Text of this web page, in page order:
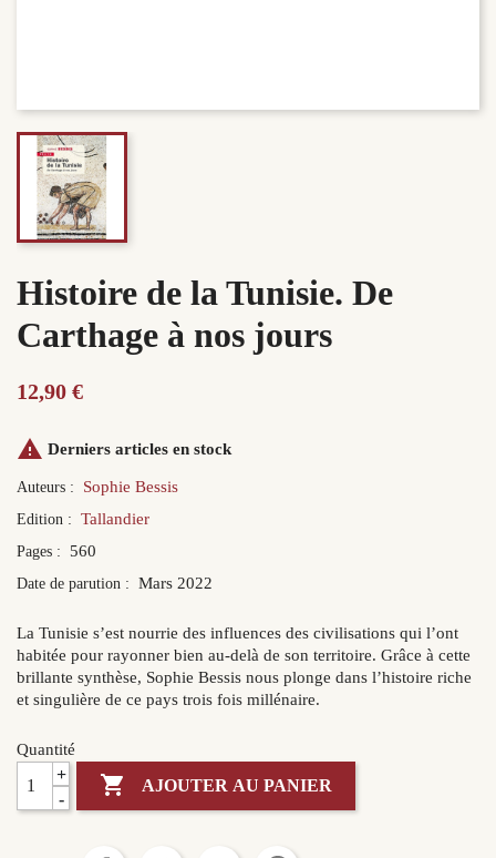
Histoire de la Tunisie. De
Carthage à nos jours
12,90 €
 Derniers articles en stock
Auteurs : Sophie Bessis
Edition : Tallandier
Pages : 560
Date de parution : Mars 2022
La Tunisie s’est nourrie des influences des civilisations qui l’ont
habitée pour rayonner bien au-delà de son territoire. Grâce à cette
brillante synthèse, Sophie Bessis nous plonge dans l’histoire riche
et singulière de ce pays trois fois millénaire.
Quantité
+
 AJOUTER AU PANIER